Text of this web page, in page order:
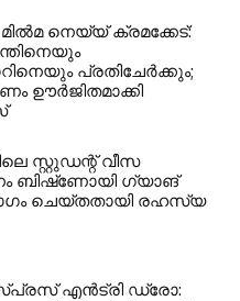
നെയ്യ് ക്രമക്കേട്:
പ്രതിചേർക്കും;
ഊർജിതമാക്കി
സ്റ്റുഡന്റ് വീസ
ബിഷ്‌ണോയി ഗ്യാങ്
ചെയ്തതായി രഹസ്യ
എന്‍ട്രി ഡ്രോ: